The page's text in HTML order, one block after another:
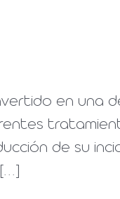
en una
de su